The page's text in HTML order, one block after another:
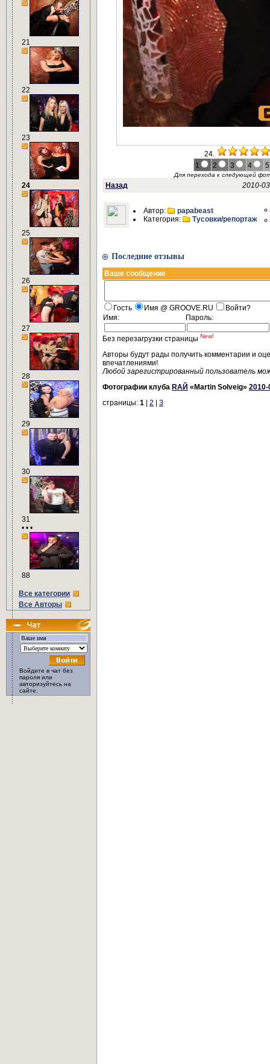
21
22
23
24
25
26
27
28
29
30
31
• • •
88
Все категории
Все Авторы
Войдите в чат без
пароля или
авторизуйтесь на
сайте.
24.
1
2 3 4 5
Для перехода к следующей
Назад 2010-
Автор:
papabeast
Категория:
Тусовки/репортаж
Последние отзывы
Ваше сообщение
Гость Имя @ GROOVE.RU
Войти?
Имя:
Пароль:
Без перезагрузки страницы New!
Авторы будут рады получить комментарии и
впечатлениями!
Любой зарегистрированный пользователь
Фотографии клуба RAЙ «Martin Solveig» 2010-
страницы: 1 2 3